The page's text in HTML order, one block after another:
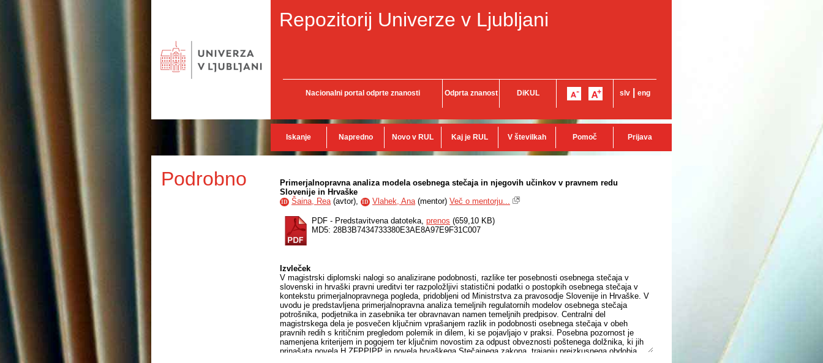
Repozitorij Univerze v Ljubljani
Nacionalni portal odprte znanosti Odprta znanost DiKUL slv eng
Iskanje Napredno Novo v RUL Kaj je RUL V številkah Pomoč Prijava
Podrobno
Primerjalnopravna analiza modela osebnega stečaja in njegovih učinkov v pravnem redu
Slovenije in Hrvaške
ID Šaina, Rea(avtor), ID Vlahek, Ana(mentor) Več o mentorju...
PDF - Predstavitvena datoteka, prenos (659,10 KB)
MD5: 28B3B7434733380E3AE8A97E9F31C007
Izvleček
V magistrski diplomski nalogi so analizirane podobnosti, razlike ter posebnosti osebnega stečaja v
slovenski in hrvaški pravni ureditvi ter razpoložljivi statistični podatki o postopkih osebnega stečaja v
kontekstu primerjalnopravnega pogleda, pridobljeni od Ministrstva za pravosodje Slovenije in Hrvaške. V
uvodu je predstavljena primerjalnopravna analiza temeljnih regulatornih modelov osebnega stečaja
potrošnika, podjetnika in zasebnika ter obravnavan namen temeljnih predpisov. Centralni del
magistrskega dela je posvečen ključnim vprašanjem razlik in podobnosti osebnega stečaja v obeh
pravnih redih s kritičnim pregledom polemik in dilem, ki se pojavljajo v praksi. Posebna pozornost je
namenjena kriterijem in pogojem ter ključnim novostim za odpust obveznosti poštenega dolžnika, ki jih
prinašata novela H ZFPPIPP in novela hrvaškega Stečajnega zakona, trajanju preizkusnega obdobja,